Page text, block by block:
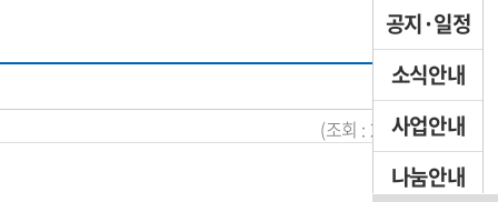
(조회 : 2,795)
공지·일정
소식안내
사업안내
나눔안내